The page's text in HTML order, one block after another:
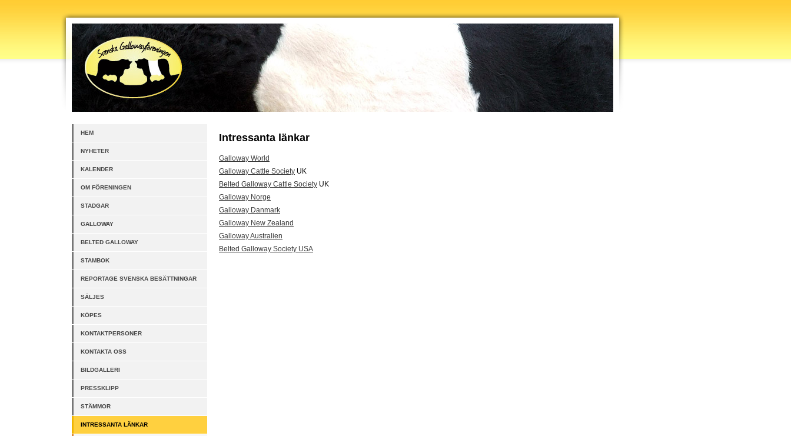
HEM
NYHETER
KALENDER
OM FÖRENINGEN
STADGAR
GALLOWAY
BELTED GALLOWAY
STAMBOK
REPORTAGE SVENSKA BESÄTTNINGAR
SÄLJES
KÖPES
KONTAKTPERSONER
KONTAKTA OSS
BILDGALLERI
PRESSKLIPP
STÄMMOR
INTRESSANTA LÄNKAR
Intressanta länkar
Galloway World
Galloway Cattle Society UK
Belted Galloway Cattle Society UK
Galloway Norge
Galloway Danmark
Galloway New Zealand
Galloway Australien
Belted Galloway Society USA